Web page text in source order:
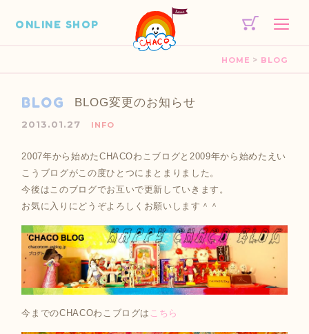
ONLINE SHOP
HOME > BLOG
BLOG BLOG変更のお知らせ
2013.01.27 INFO
2007年から始めたCHACOわこブログと2009年から始めたえい
こうブログがこの度ひとつにまとまりました。
今後はこのブログでお互いで更新していきます。
お気に入りにどうぞよろしくお願いします＾＾
今までのCHACOわこブログは こちら